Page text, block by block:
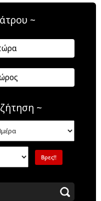
~
~